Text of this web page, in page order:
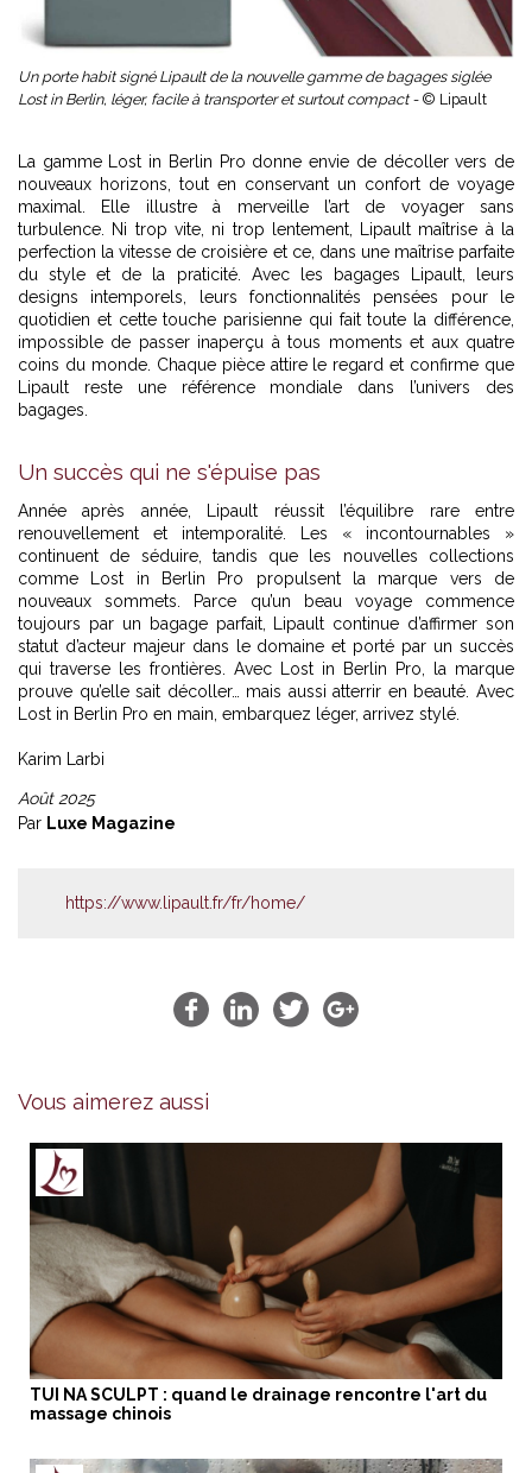
Un porte habit signé Lipault de la nouvelle gamme de bagages siglée
Lost in Berlin, léger, facile à transporter et surtout compact - © Lipault
La gamme Lost in Berlin Pro donne envie de décoller vers de
nouveaux horizons, tout en conservant un confort de voyage
maximal. Elle illustre à merveille l’art de voyager sans
turbulence. Ni trop vite, ni trop lentement, Lipault maîtrise à la
perfection la vitesse de croisière et ce, dans une maîtrise parfaite
du style et de la praticité. Avec les bagages Lipault, leurs
designs intemporels, leurs fonctionnalités pensées pour le
quotidien et cette touche parisienne qui fait toute la différence,
impossible de passer inaperçu à tous moments et aux quatre
coins du monde. Chaque pièce attire le regard et confirme que
Lipault reste une référence mondiale dans l’univers des
bagages.
Un succès qui ne s'épuise pas
Année après année, Lipault réussit l’équilibre rare entre
renouvellement et intemporalité. Les « incontournables »
continuent de séduire, tandis que les nouvelles collections
comme Lost in Berlin Pro propulsent la marque vers de
nouveaux sommets. Parce qu’un beau voyage commence
toujours par un bagage parfait, Lipault continue d’affirmer son
statut d’acteur majeur dans le domaine et porté par un succès
qui traverse les frontières. Avec Lost in Berlin Pro, la marque
prouve qu’elle sait décoller… mais aussi atterrir en beauté. Avec
Lost in Berlin Pro en main, embarquez léger, arrivez stylé.
Karim Larbi
Août 2025
Par Luxe Magazine
https://www.lipault.fr/fr/home/
Vous aimerez aussi
TUI NA SCULPT : quand le drainage rencontre l'art du
massage chinois